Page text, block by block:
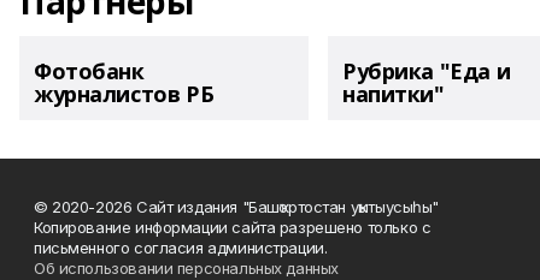
Фотобанк
журналистов РБ
Рубрика "Еда и
напитки"
© 2020-2026 Сайт издания "Башҡортостан уҡытыусыһы"
Копирование информации сайта разрешено только с
письменного согласия администрации.
Об использовании персональных данных